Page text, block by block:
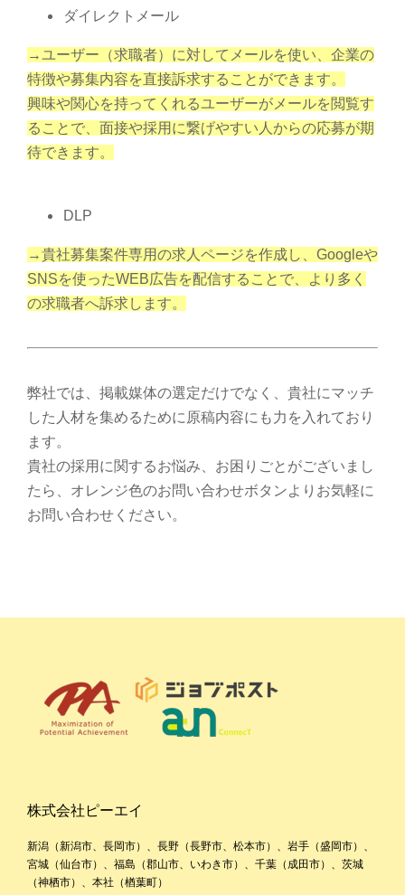
ダイレクトメール
→ユーザー（求職者）に対してメールを使い、企業の
特徴や募集内容を直接訴求することができます。
興味や関心を持ってくれるユーザーがメールを閲覧す
ることで、面接や採用に繋げやすい人からの応募が期
待できます。
DLP
→貴社募集案件専用の求人ページを作成し、Googleや
SNSを使ったWEB広告を配信することで、より多く
の求職者へ訴求します。
弊社では、掲載媒体の選定だけでなく、貴社にマッチ
した人材を集めるために原稿内容にも力を入れており
ます。
貴社の採用に関するお悩み、お困りごとがございまし
たら、オレンジ色のお問い合わせボタンよりお気軽に
お問い合わせください。
株式会社ピーエイ
新潟（新潟市、長岡市）、長野（長野市、松本市）、岩手（盛岡市）、
宮城（仙台市）、福島（郡山市、いわき市）、千葉（成田市）、茨城
（神栖市）、本社（楢葉町）